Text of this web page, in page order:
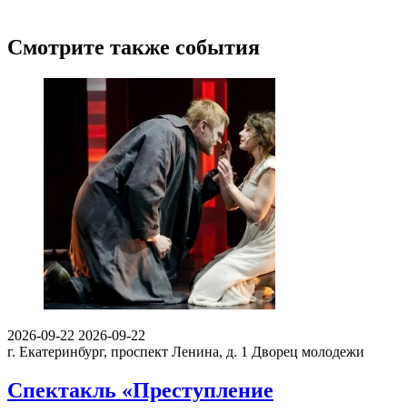
Смотрите также события
2026-09-22 2026-09-22
г. Екатеринбург, проспект Ленина, д. 1 Дворец молодежи
Спектакль «Преступление